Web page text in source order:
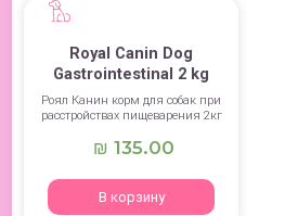
Royal Canin Dog
Gastrointestinal 2 kg
Роял Канин корм для собак при
расстройствах пищеварения 2кг
₪ 135.00
В корзину